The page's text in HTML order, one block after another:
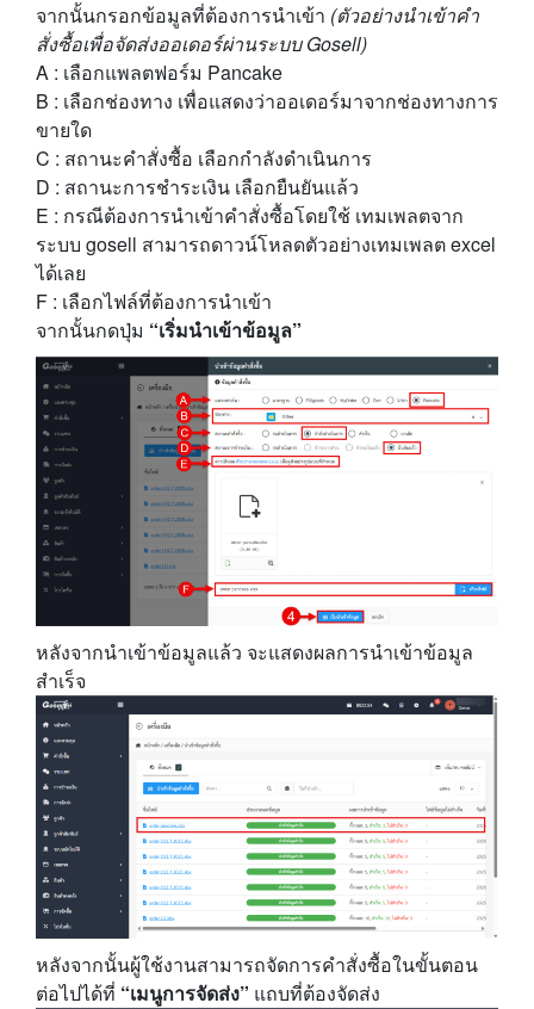
จากนั้นกรอกข้อมูลที่ต้องการนำเข้า (ตัวอย่างนำเข้าคำ
สั่งซื้อเพื่อจัดส่งออเดอร์ผ่านระบบ Gosell)
A : เลือกแพลตฟอร์ม Pancake
B : เลือกช่องทาง เพื่อแสดงว่าออเดอร์มาจากช่องทางการ
ขายใด
C : สถานะคำสั่งซื้อ เลือกกำลังดำเนินการ
D : สถานะการชำระเงิน เลือกยืนยันแล้ว
E : กรณีต้องการนำเข้าคำสั่งซื้อโดยใช้ เทมเพลตจาก
ระบบ gosell สามารถดาวน์โหลดตัวอย่างเทมเพลต excel
ได้เลย
F : เลือกไฟล์ที่ต้องการนำเข้า
จากนั้นกดปุ่ม “เริ่มนำเข้าข้อมูล”
หลังจากนำเข้าข้อมูลแล้ว จะแสดงผลการนำเข้าข้อมูล
สำเร็จ
หลังจากนั้นผู้ใช้งานสามารถจัดการคำสั่งซื้อในขั้นตอน
ต่อไปได้ที่ “เมนูการจัดส่ง” แถบที่ต้องจัดส่ง